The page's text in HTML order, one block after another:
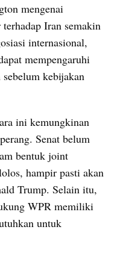
mengenai
Iran semakin
internasional,
mempengaruhi
kebijakan
ini kemungkinan
Senat belum
bentuk joint
hampir pasti akan
Trump. Selain itu,
WPR memiliki
untuk